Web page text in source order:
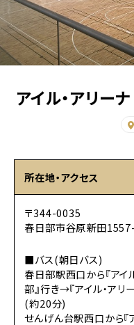
アイル・アリー
所在地・アクセス
〒344-0035
春日部市谷原新田
■バス(朝日バス)
春日部駅西口から『アイ
部』行き→『アイル・ア
(約20分)
せんげん台駅西口から『